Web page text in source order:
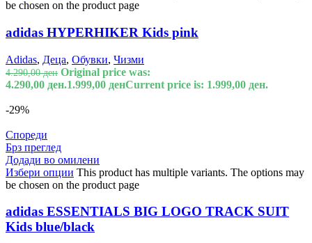
be chosen on the product page
adidas HYPERHIKER Kids pink
Adidas, Деца, Обувки, Чизми
4.290,00ден Original price was:
4.290,00 ден.1.999,00 денCurrent price is: 1.999,00 ден.
-29%
Спореди
Брз преглед
Додади во омилени
Избери опции This product has multiple variants. The options may
be chosen on the product page
adidas ESSENTIALS BIG LOGO TRACK SUIT
Kids blue/black